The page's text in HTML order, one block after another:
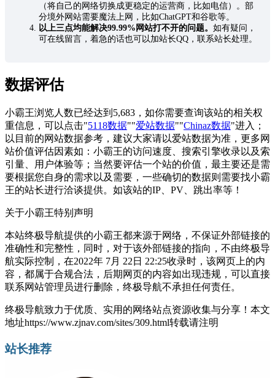
（将自己的网络切换成更稳定的运营商，比如电信）。部
分境外网站需要魔法上网，比如ChatGPT和谷歌等。
以上三点均能解决99.99%网站打不开的问题。 如有疑问，
可在线留言，着急的话也可以加站长QQ，联系站长处理。
数据评估
小霸王浏览人数已经达到5,683，如你需要查询该站的相关权
重信息，可以点击"5118数据""爱站数据""Chinaz数据"进入；
以目前的网站数据参考，建议大家请以爱站数据为准，更多网
站价值评估因素如：小霸王的访问速度、搜索引擎收录以及索
引量、用户体验等；当然要评估一个站的价值，最主要还是需
要根据您自身的需求以及需要，一些确切的数据则需要找小霸
王的站长进行洽谈提供。如该站的IP、PV、跳出率等！
关于小霸王特别声明
本站终极导航提供的小霸王都来源于网络，不保证外部链接的
准确性和完整性，同时，对于该外部链接的指向，不由终极导
航实际控制，在2022年 7月 22日 22:25收录时，该网页上的内
容，都属于合规合法，后期网页的内容如出现违规，可以直接
联系网站管理员进行删除，终极导航不承担任何责任。
终极导航致力于优质、实用的网络站点资源收集与分享！ 本文
地址https://www.zjnav.com/sites/309.html转载请注明
站长推荐